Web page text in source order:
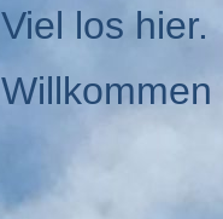
Viel los hier.